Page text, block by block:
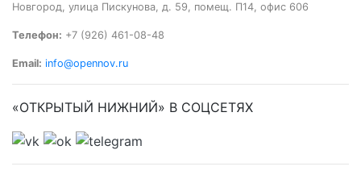
Новгород, улица Пискунова, д. 59, помещ. П14, офис 606
Телефон: +7 (926) 461-08-48
Email: info@opennov.ru
«ОТКРЫТЫЙ НИЖНИЙ» В СОЦСЕТЯХ